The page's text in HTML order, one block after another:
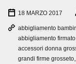
18 MARZO 2017
abbigliamento
abbigliamento
accessori donna
grandi firme grosseto,